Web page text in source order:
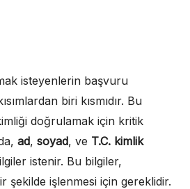
isteyenlerin başvuru
biri kısmıdır. Bu
doğrulamak için kritik
ad, soyad, ve T.C. kimlik
istenir. Bu bilgiler,
şekilde işlenmesi için gereklidir.